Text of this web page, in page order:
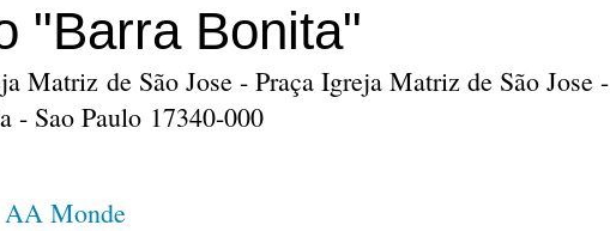
"Barra Bonita"
Matriz de São Jose - Praça Igreja Matriz de São Jose -
- Sao Paulo 17340-000
AA Monde